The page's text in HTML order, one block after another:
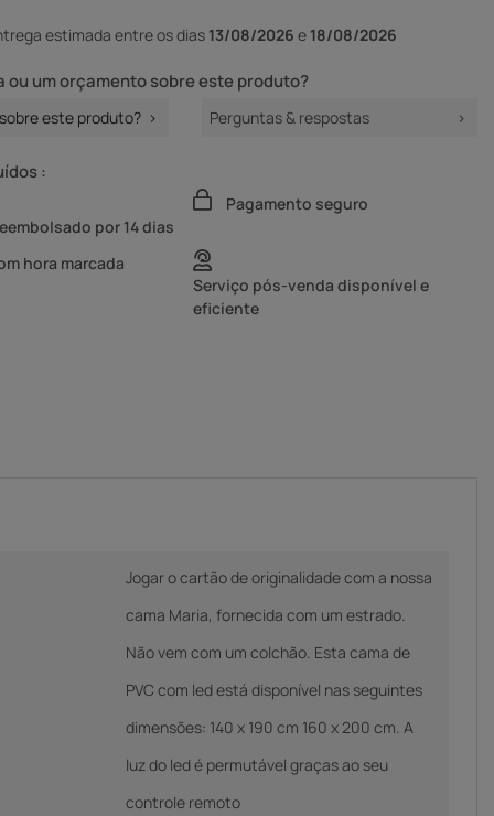
estimada entre os dias 13/08/2026 e 18/08/2026
ou um orçamento sobre este produto?
este produto? Perguntas & respostas
:
por 14 dias
Pagamento seguro
hora marcada
Serviço pós-venda disponível e
eficiente
Jogar o cartão de originalidade com a nossa
cama Maria, fornecida com um estrado.
Não vem com um colchão. Esta cama de
PVC com led está disponível nas seguintes
dimensões: 140 x 190 cm 160 x 200 cm. A
luz do led é permutável graças ao seu
controle remoto